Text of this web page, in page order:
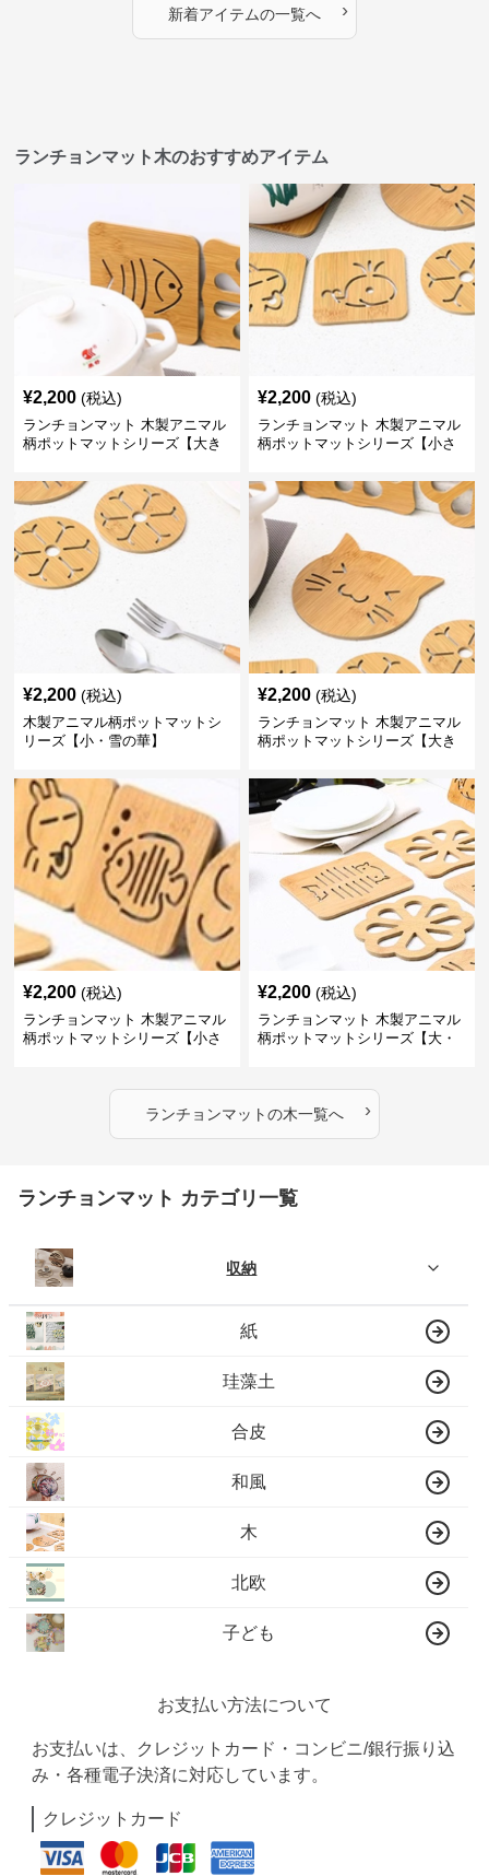
新着アイテムの一覧へ ›
ランチョンマット木のおすすめアイテム
¥2,200 (税込)
ランチョンマット 木製アニマル
柄ポットマットシリーズ【大き
¥2,200 (税込)
ランチョンマット 木製アニマル
柄ポットマットシリーズ【小さ
¥2,200 (税込)
木製アニマル柄ポットマットシ
リーズ【小・雪の華】
¥2,200 (税込)
ランチョンマット 木製アニマル
柄ポットマットシリーズ【大き
¥2,200 (税込)
ランチョンマット 木製アニマル
柄ポットマットシリーズ【小さ
¥2,200 (税込)
ランチョンマット 木製アニマル
柄ポットマットシリーズ【大・
ランチョンマットの木一覧へ ›
ランチョンマット カテゴリ一覧
収納
紙
珪藻土
合皮
和風
木
北欧
子ども
お支払い方法について
お支払いは、クレジットカード・コンビニ/銀行振り込
み・各種電子決済に対応しています。
クレジットカード